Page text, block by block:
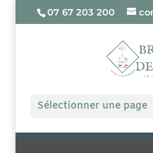
07 67 203 200
Sélectionner une page